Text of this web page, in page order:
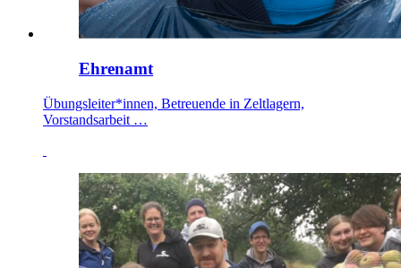
Ehrenamt
Übungsleiter*innen, Betreuende in Zeltlagern,
Vorstandsarbeit …